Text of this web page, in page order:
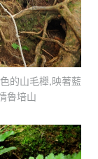
的山毛櫸,映著藍
魯培山